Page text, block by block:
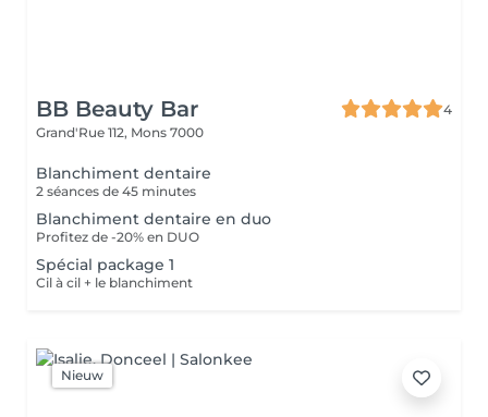
BB Beauty Bar
4
Grand'Rue 112, Mons 7000
Blanchiment dentaire
2 séances de 45 minutes
Blanchiment dentaire en duo
Profitez de -20% en DUO
Spécial package 1
Cil à cil + le blanchiment
Nieuw